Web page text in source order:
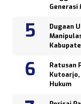
Generasi
Dugaan
Ratusan
Kutoarjo,
Hukum